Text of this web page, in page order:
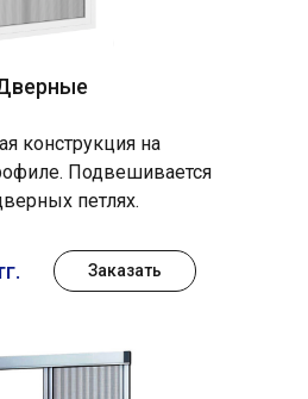
конструкция на
Подвешивается
петлях.
Заказать